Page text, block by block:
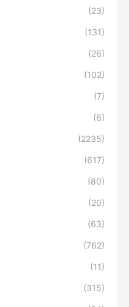
(23)
(131)
(26)
(102)
(7)
(6)
(2235)
(617)
(80)
(20)
(63)
(762)
(11)
(315)